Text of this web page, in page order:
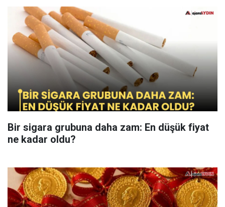
Bir sigara grubuna daha zam: En düşük fiyat
ne kadar oldu?